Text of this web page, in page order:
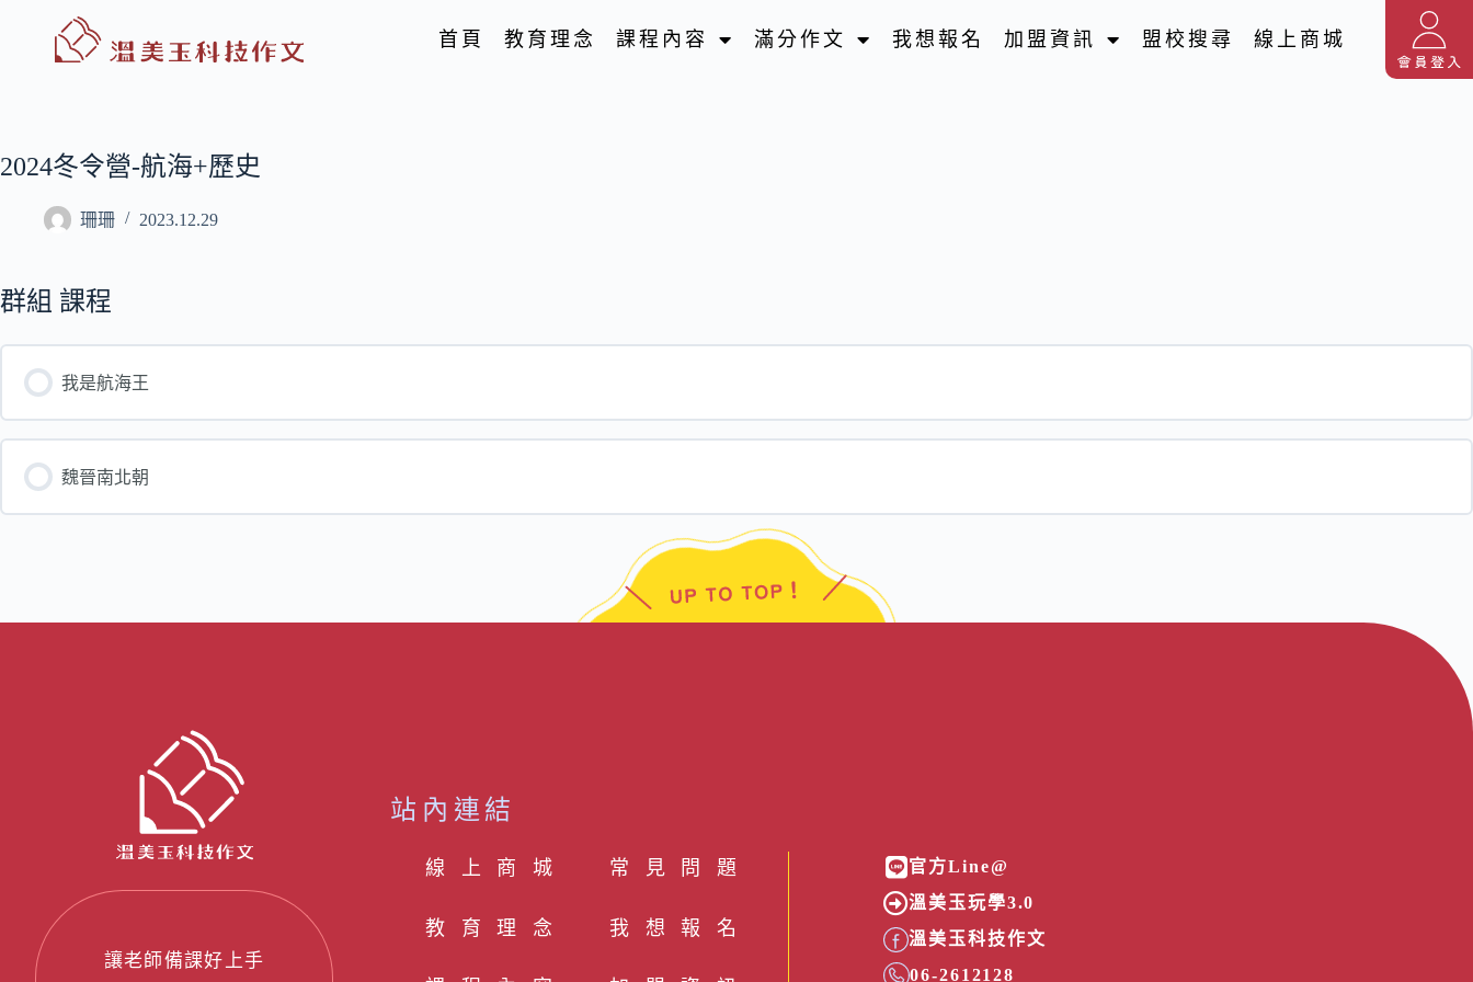
首頁 教育理念 課程內容 滿分作文 我想報名 加盟資訊 盟校搜尋 線上商城
2024冬令營-航海+歷史
珊珊 2023.12.29
群組 課程
我是航海王
魏晉南北朝
讓老師備課好上手
站內連結
線 上 商 城
教育理念
常見問題
我想報名
官方Line@
溫美玉玩學3.0
溫美玉科技作文
06-2612128